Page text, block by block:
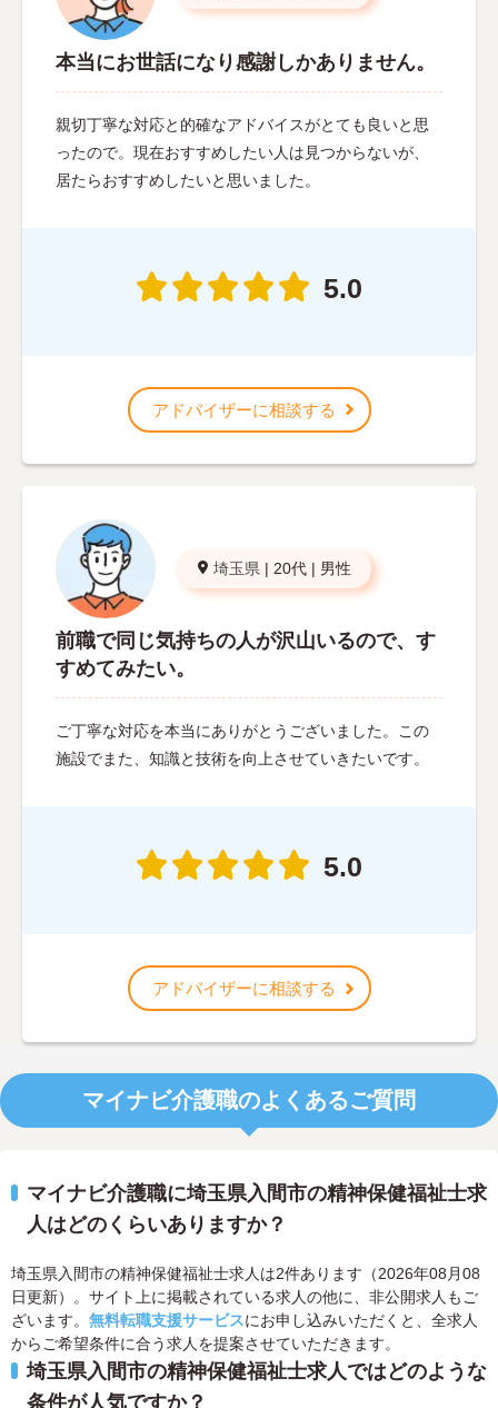
本当にお世話になり感謝しかありません。
親切丁寧な対応と的確なアドバイスがとても良いと思
ったので。現在おすすめしたい人は見つからないが、
居たらおすすめしたいと思いました。
5.0
アドバイザーに相談する
埼玉県 | 20代 | 男性
前職で同じ気持ちの人が沢山いるので、す
すめてみたい。
ご丁寧な対応を本当にありがとうございました。この
施設でまた、知識と技術を向上させていきたいです。
5.0
アドバイザーに相談する
マイナビ介護職のよくあるご質問
マイナビ介護職に埼玉県入間市の精神保健福祉士求
人はどのくらいありますか？
埼玉県入間市の精神保健福祉士求人は2件あります（2026年08月08
日更新）。サイト上に掲載されている求人の他に、非公開求人もご
ざいます。 無料転職支援サービスにお申し込みいただくと、全求人
からご希望条件に合う求人を提案させていただきます。
埼玉県入間市の精神保健福祉士求人ではどのような
条件が人気ですか？